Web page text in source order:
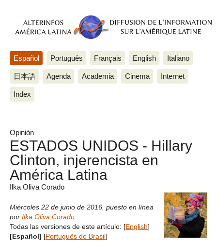
Español Português Français English Italiano
日本語 Agenda Academia Cinema Internet
Index
Opinión
ESTADOS UNIDOS - Hillary
Clinton, injerencista en
América Latina
Ilka Oliva Corado
Miércoles 22 de junio de 2016 puesto en línea
por Ilka Oliva Corado
Todas las versiones de este artículo: [English]
[Español] [Português do Brasil]